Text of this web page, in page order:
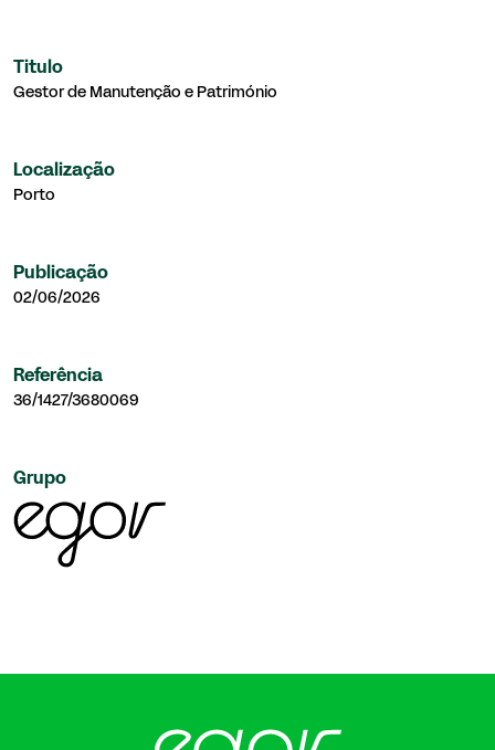
Titulo
Gestor de Manutenção e Património
Localização
Porto
Publicação
02/06/2026
Referência
36/1427/3680069
Grupo